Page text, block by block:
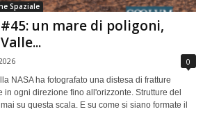
Spaziale
un mare di poligoni,
0
NASA ha fotografato una distesa di fratture
in ogni direzione fino all'orizzonte. Strutture del
su questa scala. E su come si siano formate il